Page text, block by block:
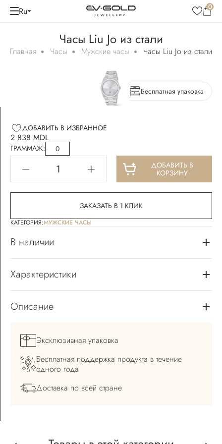
Ru 0
Часы Liu Jo из стали
Главная Часы Мужские часы Часы Liu Jo из стали
Бесплатная упаковка
ДОБАВИТЬ В ИЗБРАННОЕ
2 838 MDL
ГРАММАЖ:
0
ДОБАВИТЬ В
КОРЗИНУ
ЗАКАЗАТЬ В 1 КЛИК
КАТЕГОРИЯ:МУЖСКИЕ ЧАСЫ
В наличии
Характеристики
Описание
Эксклюзивная упаковка
Бесплатная поддержка продукта в течение
одного года
Доставка по всей стране